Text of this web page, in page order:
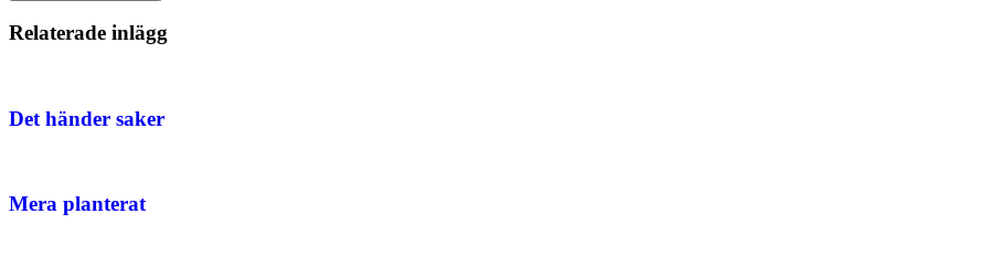
Relaterade inlägg
Det händer saker
Mera planterat